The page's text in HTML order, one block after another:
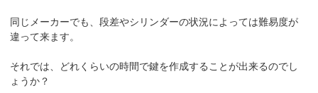
同じメーカーでも、段差やシリンダーの状況によっては難易度が
違って来ます。
それでは、どれくらいの時間で鍵を作成することが出来るのでし
ょうか？